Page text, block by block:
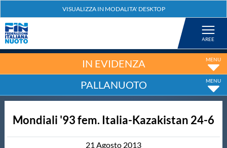
Nuoto
Tuffi
IN EVIDENZA
PALLANUOTO
Mondiali '93 fem. Italia-Kazakistan 24-6
21 Agosto 2013